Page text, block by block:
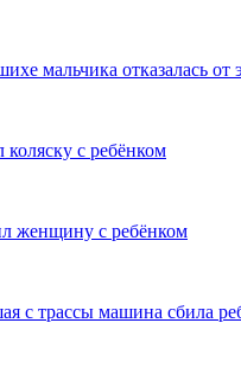
мальчика отказалась от
с ребёнком
женщину с ребёнком
с трассы машина сбила